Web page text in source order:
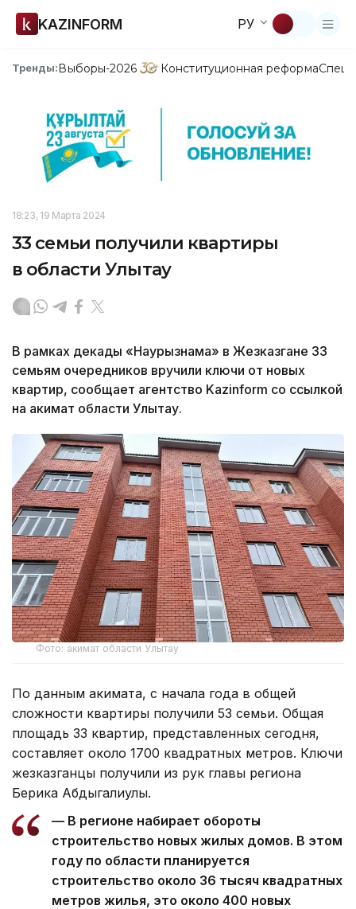
KAZINFORM РУ
Тренды:Выборы-2026 Конституционная реформа
18:23, 19 Марта 2024
33 семьи получили квартиры
в области Улытау
В рамках декады «Наурызнама» в Жезказгане 33
семьям очередников вручили ключи от новых
квартир, сообщает агентство Kazinform со ссылкой
на акимат области Улытау.
Фото: акимат области Улытау
По данным акимата, с начала года в общей
сложности квартиры получили 53 семьи. Общая
площадь 33 квартир, представленных сегодня,
составляет около 1700 квадратных метров. Ключи
жезказганцы получили из рук главы региона
Берика Абдыгалиулы.
— В регионе набирает обороты
строительство новых жилых домов. В этом
году по области планируется
строительство около 36 тысяч квадратных
метров жилья, это около 400 новых